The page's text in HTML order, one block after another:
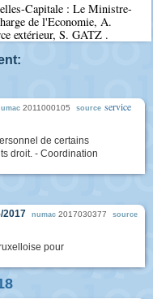
Capitale : Le Ministre-
de l'Economie, A.
extérieur, S. GATZ .
2011000105 source service
de certains
droit. - Coordination
2017 numac 2017030377 source
pour